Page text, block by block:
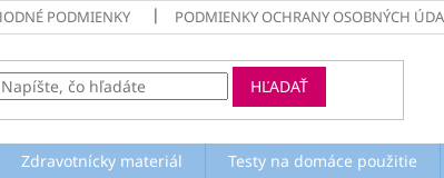
PODMIENKY PODMIENKY OCHRANY OSOBNÝCH
HĽADAŤ
Zdravotnícky materiál Testy na domáce použitie